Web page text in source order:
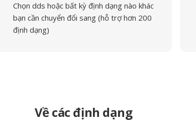
Chọn dds hoặc bất kỳ định dạng nào khác
bạn cần chuyển đổi sang (hỗ trợ hơn 200
định dạng)
Về các định dạng